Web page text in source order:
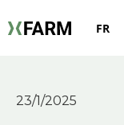
FR
23/1/2025